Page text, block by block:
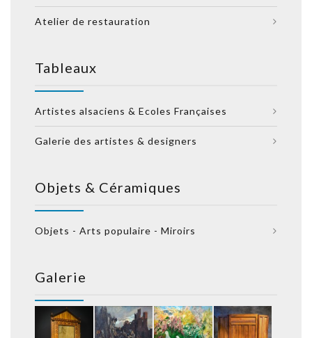
Atelier de restauration
Tableaux
Artistes alsaciens & Ecoles Françaises
Galerie des artistes & designers
Objets & Céramiques
Objets - Arts populaire - Miroirs
Galerie